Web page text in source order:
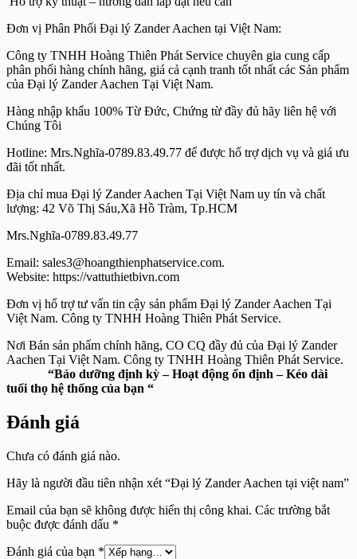
Đơn vị Phân Phối Đại lý Zander Aachen tại Việt Nam:
Công ty TNHH Hoàng Thiên Phát Service chuyên gia cung cấp
phân phối hàng chính hãng, giá cả cạnh tranh tốt nhất các Sản phẩm
của Đại lý Zander Aachen Tại Việt Nam.
Hàng nhập khẩu 100% Từ Đức, Chứng từ đầy đủ hãy liên hệ với
Chúng Tôi
Hotline: Mrs.Nghĩa-0789.83.49.77 để được hổ trợ dịch vụ và giá ưu
đãi tốt nhất.
Địa chỉ mua Đại lý Zander Aachen Tại Việt Nam uy tín và chất
lượng: 42 Võ Thị Sáu,Xã Hồ Tràm, Tp.HCM
Mrs.Nghĩa-0789.83.49.77
Email: sales3@hoangthienphatservice.com.
Website: https://vattuthietbivn.com
Đơn vị hổ trợ tư vấn tin cậy sản phẩm Đại lý Zander Aachen Tại
Việt Nam. Công ty TNHH Hoàng Thiên Phát Service.
Nơi Bán sản phẩm chính hãng, CO CQ đầy đủ của Đại lý Zander
Aachen Tại Việt Nam. Công ty TNHH Hoàng Thiên Phát Service.
“Bảo dưỡng định kỳ – Hoạt động ổn định – Kéo dài
tuổi thọ hệ thống của bạn “
Đánh giá
Chưa có đánh giá nào.
Hãy là người đầu tiên nhận xét “Đại lý Zander Aachen tại việt nam”
Email của bạn sẽ không được hiển thị công khai. Các trường bắt
buộc được đánh dấu *
Đánh giá của bạn *